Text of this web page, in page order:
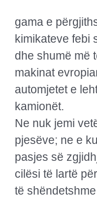
gama e
kimikateve febi
dhe shumë më
makinat
automjetet e
kamionët.
Ne nuk jemi
pjesëve; ne e
pasjes së
cilësi të lartë
të